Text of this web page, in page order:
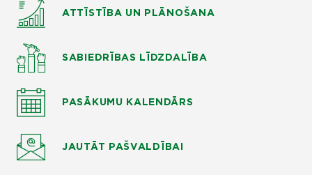
ATTĪSTĪBA UN PLĀNOŠANA
SABIEDRĪBAS LĪDZDALĪBA
PASĀKUMU KALENDĀRS
JAUTĀT PAŠVALDĪBAI